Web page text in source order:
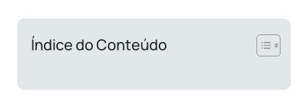
Índice do Conteúdo